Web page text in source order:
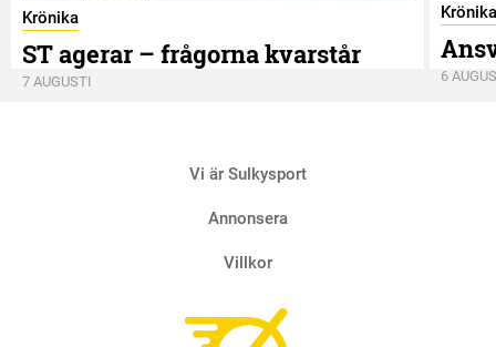
Krönika
ST agerar – frågorna kvarstår
7 AUGUSTI
Krönika
6
Vi är Sulkysport
Annonsera
Villkor